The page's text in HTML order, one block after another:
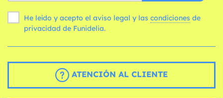
He leído y acepto el aviso legal y las condiciones
privacidad de Funidelia.
ATENCIÓN AL CLIENTE